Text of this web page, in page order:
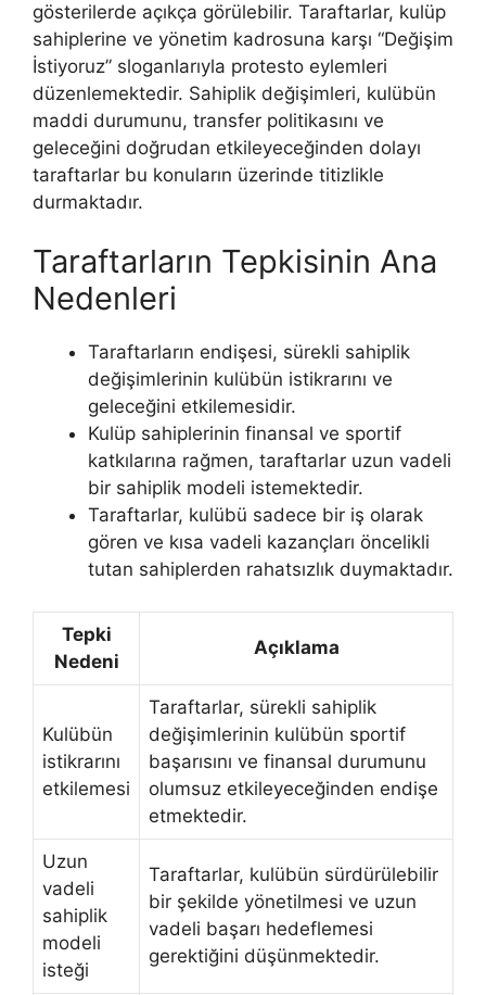
gösterilerde açıkça görülebilir. Taraftarlar, kulüp
sahiplerine ve yönetim kadrosuna karşı “Değişim
İstiyoruz” sloganlarıyla protesto eylemleri
düzenlemektedir. Sahiplik değişimleri, kulübün
maddi durumunu, transfer politikasını ve
geleceğini doğrudan etkileyeceğinden dolayı
taraftarlar bu konuların üzerinde titizlikle
durmaktadır.
Taraftarların Tepkisinin Ana
Nedenleri
Taraftarların endişesi, sürekli sahiplik
değişimlerinin kulübün istikrarını ve
geleceğini etkilemesidir.
Kulüp sahiplerinin finansal ve sportif
katkılarına rağmen, taraftarlar uzun vadeli
bir sahiplik modeli istemektedir.
Taraftarlar, kulübü sadece bir iş olarak
gören ve kısa vadeli kazançları öncelikli
tutan sahiplerden rahatsızlık duymaktadır.
Tepki
Nedeni
Açıklama
Kulübün
istikrarını
etkilemesi
Taraftarlar, sürekli sahiplik
değişimlerinin kulübün sportif
başarısını ve finansal durumunu
olumsuz etkileyeceğinden endişe
etmektedir.
Uzun
vadeli
sahiplik
modeli
isteği
Taraftarlar, kulübün sürdürülebilir
bir şekilde yönetilmesi ve uzun
vadeli başarı hedeflemesi
gerektiğini düşünmektedir.